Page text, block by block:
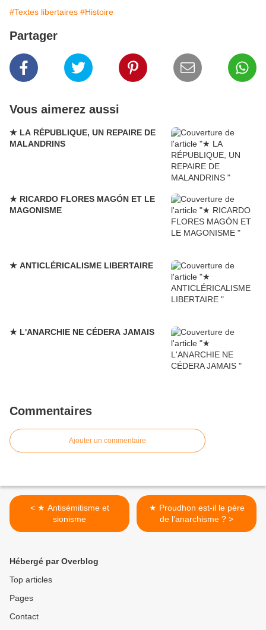
#Textes libertaires #Histoire
Partager
Vous aimerez aussi
★ LA RÉPUBLIQUE, UN REPAIRE DE
MALANDRINS
★ RICARDO FLORES MAGÓN ET LE
MAGONISME
★ ANTICLÉRICALISME LIBERTAIRE
★ L'ANARCHIE NE CÉDERA JAMAIS
Commentaires
Ajouter un commentaire
< ★ Antisémitisme et
sionisme
★ Proudhon est-il le père
de l’anarchisme ? >
Hébergé par Overblog
Top articles
Pages
Contact